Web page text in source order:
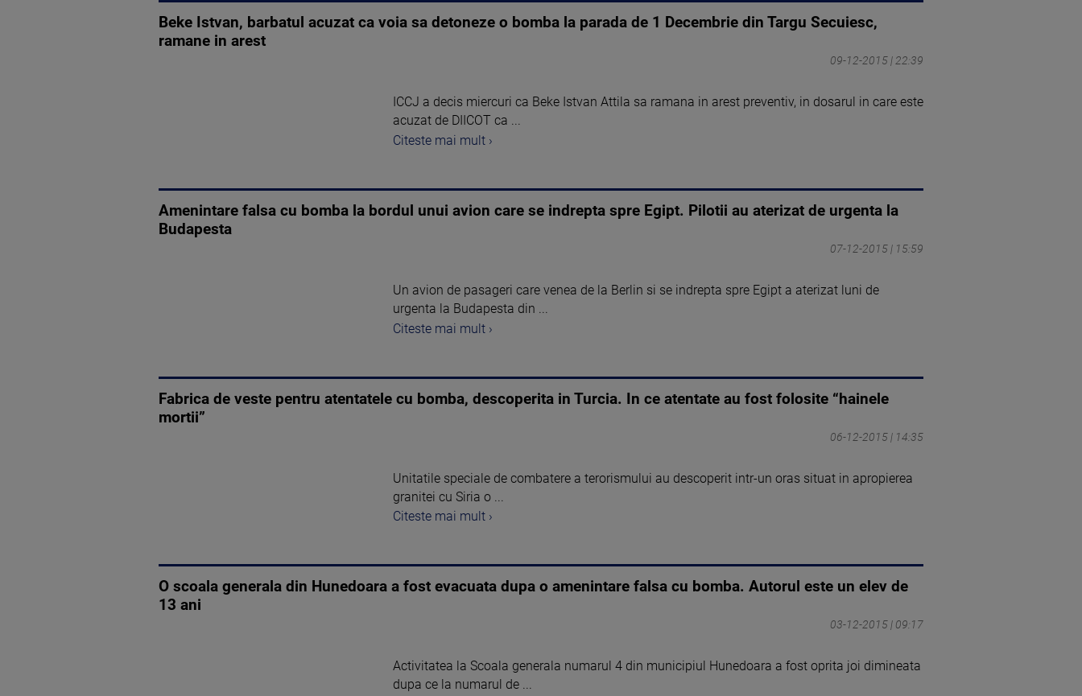
Beke Istvan, barbatul acuzat ca voia sa detoneze o bomba la parada de 1 Decembrie din Targu Secuiesc,
ramane in arest
09-12-2015 | 22:39
ICCJ a decis miercuri ca Beke Istvan Attila sa ramana in arest preventiv, in dosarul in care este
acuzat de DIICOT ca ...
Citeste mai mult ›
Amenintare falsa cu bomba la bordul unui avion care se indrepta spre Egipt. Pilotii au aterizat de urgenta la
Budapesta
07-12-2015 | 15:59
Un avion de pasageri care venea de la Berlin si se indrepta spre Egipt a aterizat luni de
urgenta la Budapesta din ...
Citeste mai mult ›
Fabrica de veste pentru atentatele cu bomba, descoperita in Turcia. In ce atentate au fost folosite “hainele
mortii”
06-12-2015 | 14:35
Unitatile speciale de combatere a terorismului au descoperit intr-un oras situat in apropierea
granitei cu Siria o ...
Citeste mai mult ›
O scoala generala din Hunedoara a fost evacuata dupa o amenintare falsa cu bomba. Autorul este un elev de
13 ani
03-12-2015 | 09:17
Activitatea la Scoala generala numarul 4 din municipiul Hunedoara a fost oprita joi dimineata
dupa ce la numarul de ...